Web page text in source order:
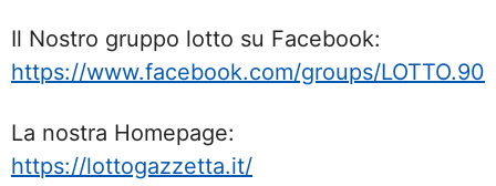
Il Nostro gruppo lotto su Facebook:
https://www.facebook.com/groups/LOTTO.90
La nostra Homepage:
https://lottogazzetta.it/